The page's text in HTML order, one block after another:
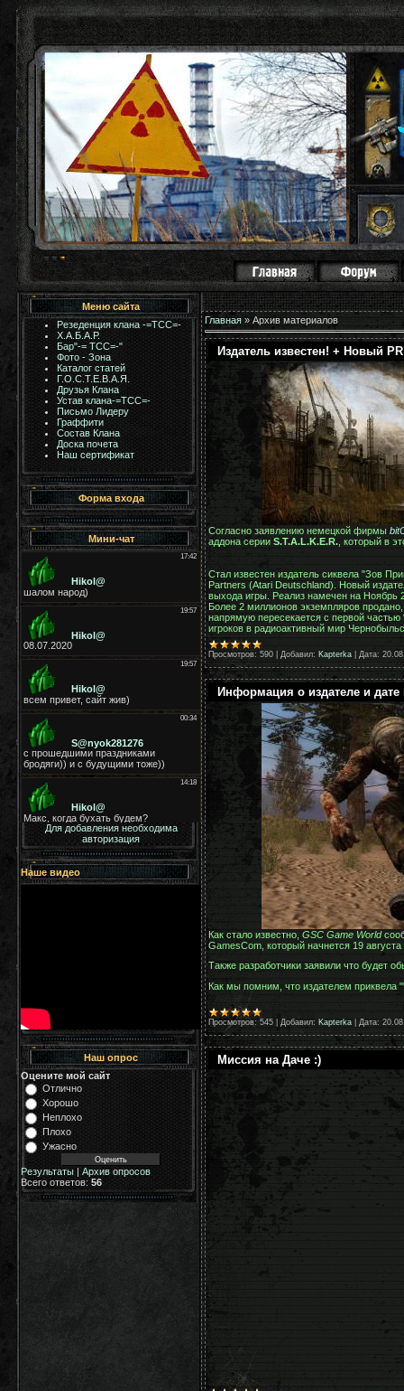
Меню сайта
Резеденция клана -=ТСС=-
Х.А.Б.А.Р.
Бар"-= TCC=-"
Фото - Зона
Каталог статей
Г.О.С.Т.Е.В.А.Я.
Друзья Клана
Устав клана-=ТСС=-
Письмо Лидеру
Граффити
Состав Клана
Доска почета
Наш сертификат
Форма входа
Мини-чат
Для добавления необходима
авторизация
Наше видео
Наш опрос
Оцените мой сайт
Отлично
Хорошо
Неплохо
Плохо
Ужасно
Результаты | Архив опросов
Всего ответов: 56
Главная » Архив материалов
Издатель известен! + Новый
Согласно заявлению немецкой фирмы
аддона серии S.T.A.L.K.E.R. , который в
Стал известен издатель сиквела "Зов
Partners (Atari Deutschland). Новый
выхода игры. Реализ намечен на Ноябрь
Более 2 миллионов экземпляров
напрямую пересекается с первой
игроков в радиоактивный мир
Просмотров: 590 Добавил: Kapterka Дата:
Информация о издателе и
Как стало известно, GSC Game World
GamesCom, который начнется 19
Также разработчики заявили что будет
Как мы помним, что издателем приквела "
Просмотров: 545 Добавил: Kapterka Дата:
Миссия на Даче :)